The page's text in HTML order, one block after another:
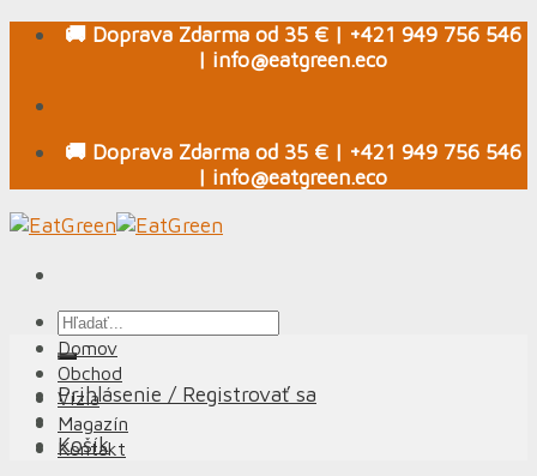
Skip
🚚 Doprava Zdarma od 35 € | +421 949 756 546
| info@eatgreen.eco
🚚 Doprava Zdarma od 35 € | +421 949 756 546
| info@eatgreen.eco
Hľadať:
Prihlásenie / Registrovať sa
Košík
Domov
Obchod
Vízia
Magazín
Kontakt